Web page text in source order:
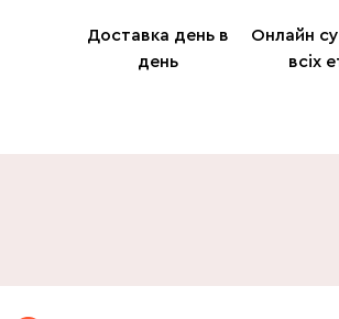
Доставка день в
день
Онлайн
всіх